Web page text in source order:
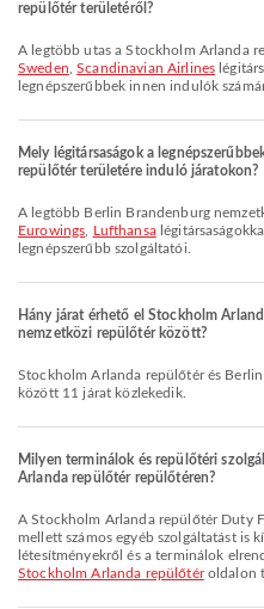
repülőtér területéről?
A legtöbb utas a Stockholm Arlanda
Sweden ,Scandinavian Airlines
legnépszerűbbek innen indulók
Mely légitársaságok a
repülőtér területére induló járatokon?
A legtöbb Berlin Brandenburg
Eurowings
Lufthansa
legnépszerűbb szolgáltatói.
Hány járat érhető el Stockholm
nemzetközi repülőtér között?
Stockholm Arlanda repülőtér és Berlin Brandenburg nemzetközi repülőtér
között 11 járat közlekedik.
Milyen terminálok és repülőtéri
Arlanda repülőtér repülőtéren?
A Stockholm Arlanda repülőtér Duty Free Shop, Autókölcsönzés, Vonat
mellett számos egyéb szolgáltatást is
létesítményekről és a terminálok
Stockholm Arlanda repülőtéroldalon